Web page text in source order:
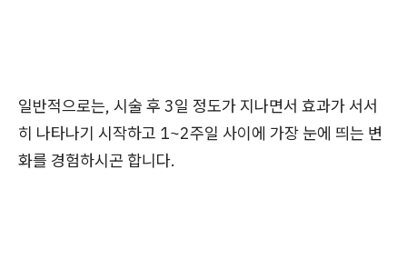
일반적으로는, 시술 후 3일 정도가 지나면서 효과가 서서
히 나타나기 시작하고 1~2주일 사이에 가장 눈에 띄는 변
화를 경험하시곤 합니다.